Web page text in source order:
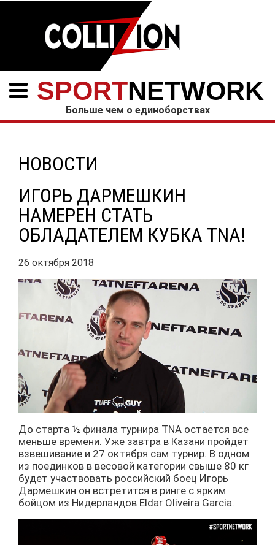
SPORTNETWORK
Больше чем о единоборствах
НОВОСТИ
ИГОРЬ ДАРМЕШКИН
НАМЕРЕН СТАТЬ
ОБЛАДАТЕЛЕМ КУБКА TNA!
26 октября 2018
До старта ½ финала турнира TNA остается все
меньше времени. Уже завтра в Казани пройдет
взвешивание и 27 октября сам турнир. В одном
из поединков в весовой категории свыше 80 кг
будет участвовать российский боец Игорь
Дармешкин он встретится в ринге с ярким
бойцом из Нидерландов Eldar Oliveira Garcia.